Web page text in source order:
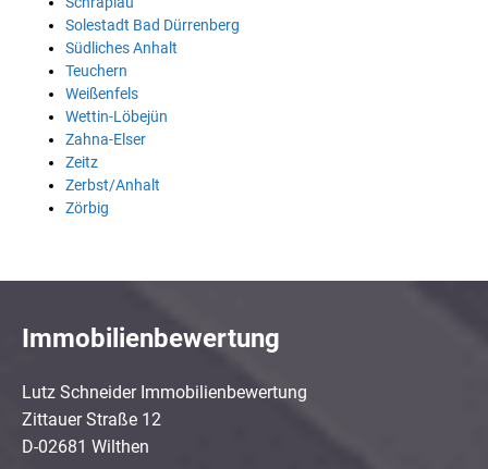
Solestadt Bad Dürrenberg
Südliches Anhalt
Teuchern
Weißenfels
Wettin-Löbejün
Zahna-Elser
Zeitz
Zerbst/Anhalt
Zörbig
Immobilienbewertung
Lutz Schneider Immobilienbewertung
Zittauer Straße 12
D-02681 Wilthen